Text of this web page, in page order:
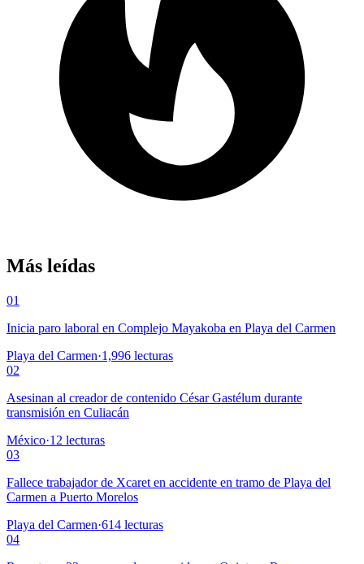
Más leídas
01
Inicia paro laboral en Complejo Mayakoba en Playa del Carmen
Playa del Carmen·1,996 lecturas
02
Asesinan al creador de contenido César Gastélum durante
transmisión en Culiacán
México·12 lecturas
03
Fallece trabajador de Xcaret en accidente en tramo de Playa del
Carmen a Puerto Morelos
Playa del Carmen·614 lecturas
04